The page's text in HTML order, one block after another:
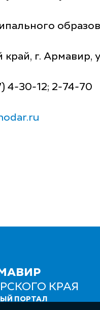
г. Армавир,
4-30-12; 2-74-70
КРАЯ
ПОРТАЛ